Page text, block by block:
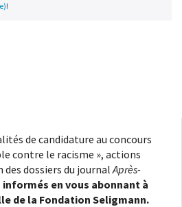
!
de candidature au concours
contre le racisme », actions
dossiers du journal Après-
informés en vous abonnant à
de la Fondation Seligmann.